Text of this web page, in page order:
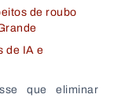
de roubo
de IA e
que eliminar